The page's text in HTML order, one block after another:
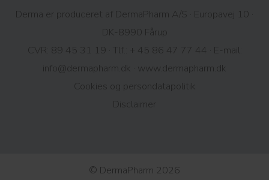
Derma er produceret af DermaPharm A/S · Europavej 10 ·
DK-8990 Fårup
CVR: 89 45 31 19 · Tlf.:
+ 45 86 47 77 44
· E-mail:
info@dermapharm.dk
www.dermapharm.dk
Cookies og persondatapolitik​
Disclaimer
© DermaPharm 2026